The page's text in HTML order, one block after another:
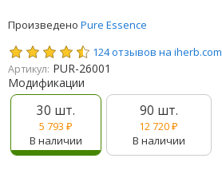
Произведено Pure Essence
124 отзывов на iherb.com
Артикул: PUR-26001
Модификации
30 шт.
5 793 ₽
В наличии
90 шт.
12 720₽
В наличии